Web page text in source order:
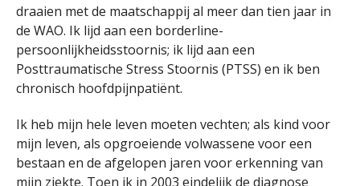
draaien met de maatschappij al meer dan tien jaar in
de WAO. Ik lijd aan een borderline-
persoonlijkheidsstoornis; ik lijd aan een
Posttraumatische Stress Stoornis (PTSS) en ik ben
chronisch hoofdpijnpatiënt.
Ik heb mijn hele leven moeten vechten; als kind voor
mijn leven, als opgroeiende volwassene voor een
bestaan en de afgelopen jaren voor erkenning van
mijn ziekte. Toen ik in 2003 eindelijk de diagnose